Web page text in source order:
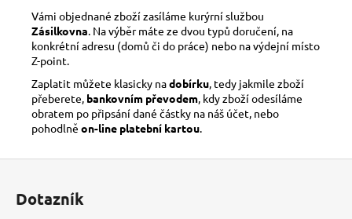
Vámi objednané zboží zasíláme kurýrní službou
Zásilkovna . Na výběr máte ze dvou typů doručení, na
konkrétní adresu (domů či do práce) nebo na výdejní místo
Z-point.
Zaplatit můžete klasicky nadobírku , tedy jakmile zboží
přeberete, bankovním převodem , kdy zboží odesíláme
obratem po připsání dané částky na náš účet, nebo
pohodlně on-line platební kartou
Dotazník